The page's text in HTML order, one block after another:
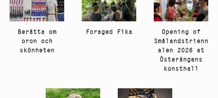
Berätta om
oron och
skönheten
Foraged Fika
Opening of
Smålandstrienn
alen 2026 at
Österängens
konsthall